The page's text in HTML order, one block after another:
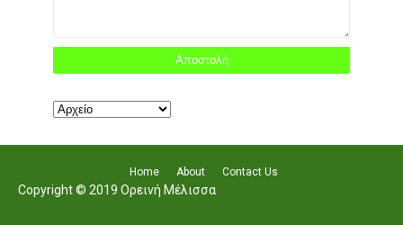
Home About Contact Us
Copyright © 2019 Ορεινή Μέλισσα